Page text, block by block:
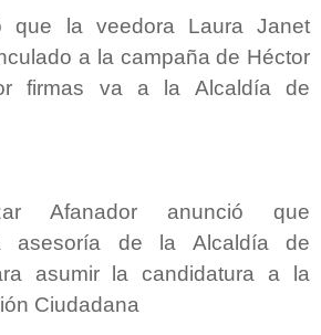
que la veedora Laura Janet
a la campaña de Héctor
firmas va a la Alcaldía de
Afanador anunció que
asesoría de la Alcaldía de
asumir la candidatura a la
Ciudadana